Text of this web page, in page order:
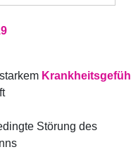
Krankheitsgefühl
Störung des